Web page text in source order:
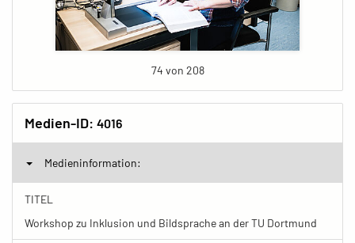
74 von 208
Medien-ID: 4016
Medieninformation:
TITEL
Workshop zu Inklusion und Bildsprache an der TU Dortmund